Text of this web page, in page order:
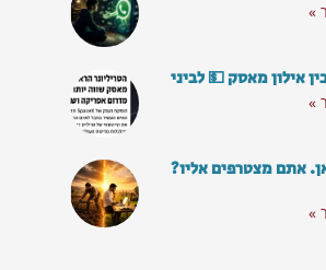
»
אילון מאסק 💵 לביני
»
אתם מצטרפים אליו?
»